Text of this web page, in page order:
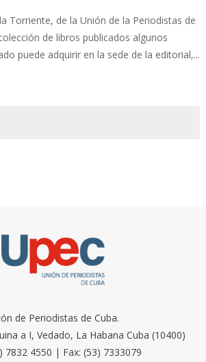
Torriente, de la Unión de la Periodistas de
de libros publicados algunos
puede adquirir en la sede de la editorial,...
de Periodistas de Cuba.
a I, Vedado, La Habana Cuba (10400)
7832 4550 | Fax: (53) 7333079